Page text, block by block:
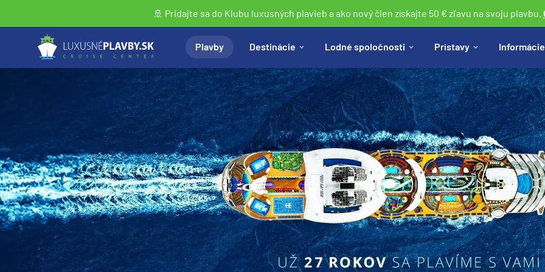
🚢 Pridajte sa do Klubu luxusných plavieb a ako nový člen získajte 50 € zľavu na svoju plavbu.
Plavby Destinácie Lodné spoločnosti Prístavy Informácie
Vyhľadať